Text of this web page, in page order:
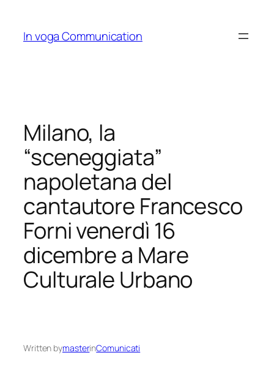
content
In voga Communication
Milano, la
“sceneggiata”
napoletana del
cantautore Francesco
Forni venerdì 16
dicembre a Mare
Culturale Urbano
Written bymasterinComunicati